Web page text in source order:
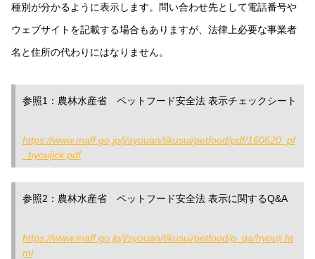
種別が分かるように表示します。問い合わせ先として電話番号や
ウェブサイトを記載する場合もありますが、法律上必要な事業者
名と住所の代わりにはなりません。
参照1：農林水産省 ペットフード安全法 表示チェックシート
https://www.maff.go.jp/j/syouan/tikusui/petfood/pdf/160620_pf
_hyoujick.pdf
参照2：農林水産省 ペットフード安全法 表示に関するQ&A
https://www.maff.go.jp/j/syouan/tikusui/petfood/p_qa/hyouji.ht
ml